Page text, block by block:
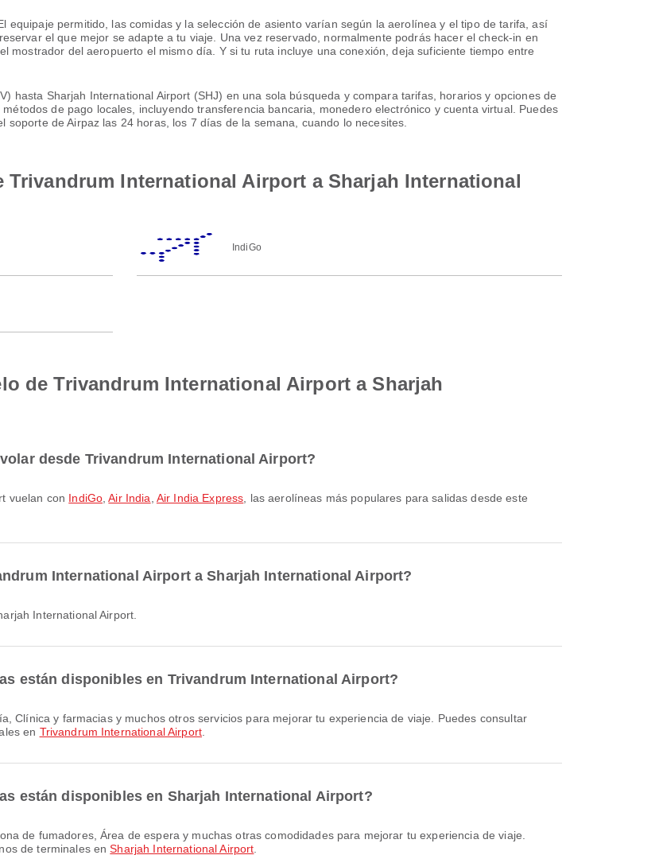
equipaje permitido, las comidas y la selección de asiento varían según la aerolínea y el tipo de tarifa, así
el que mejor se adapte a tu viaje. Una vez reservado, normalmente podrás hacer el check-in en
mostrador del aeropuerto el mismo día. Y si tu ruta incluye una conexión, deja suficiente tiempo entre
hasta Sharjah International Airport (SHJ) en una sola búsqueda y compara tarifas, horarios y opciones de
de pago locales, incluyendo transferencia bancaria, monedero electrónico y cuenta virtual. Puedes
soporte de Airpaz las 24 horas, los 7 días de la semana, cuando lo necesites.
International Airport a Sharjah International
IndiGo
de Trivandrum International Airport a Sharjah
desde Trivandrum International Airport?
vuelan con IndiGo ,Air India Air India Express , las aerolíneas más populares para salidas desde este
International Airport a Sharjah International Airport?
International Airport.
están disponibles en Trivandrum International Airport?
en Trivandrum International Airport
están disponibles en Sharjah International Airport?
de terminales enSharjah International Airport